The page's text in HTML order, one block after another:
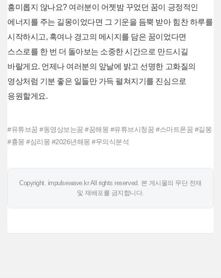
흥미롭지 않나요? 여러분이 어젯밤 꾸었던 꿈이 긍정적인
에너지를 주는 길몽이었다면 그 기운을 듬뿍 받아 힘찬 하루를
시작하시고, 혹여나 경고의 메시지를 담은 꿈이었다면
스스로를 한 번 더 돌아보는 소중한 시간으로 만드시길
바랄게요. 언제나 여러분의 앞날에 밝고 선명한 고화질의
영상처럼 기분 좋은 일들만 가득 펼쳐지기를 진심으로
응원할게요.
#유튜브꿈 #동영상보는꿈 #꿈해몽 #유튜브시청꿈 #스마트폰꿈 #길몽
#흉몽 #심리몽 #2026년해몽 #무의식분석
Copyright. impulsewave.kr All rights reserved. 본 게시물의 무단 전재
및 재배포를 금지합니다.